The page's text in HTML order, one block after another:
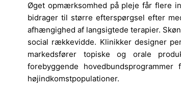
Øget opmærksomhed på pleje får flere
bidrager til større efterspørgsel efter
afhængighed af langsigtede terapier.
social rækkevidde. Klinikker designer
markedsfører topiske og orale
forebyggende
højindkomstpopulationer.